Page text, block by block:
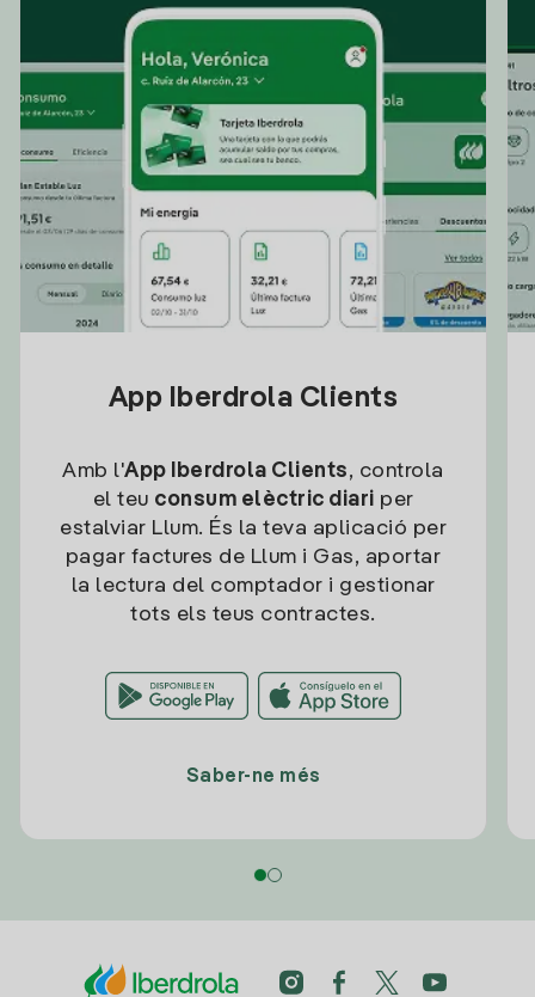
App Iberdrola Clients
Amb l'App Iberdrola Clients, controla
el teu consum elèctric diari per
estalviar Llum. És la teva aplicació per
pagar factures de Llum i Gas, aportar
la lectura del comptador i gestionar
tots els teus contractes.
Saber-ne més